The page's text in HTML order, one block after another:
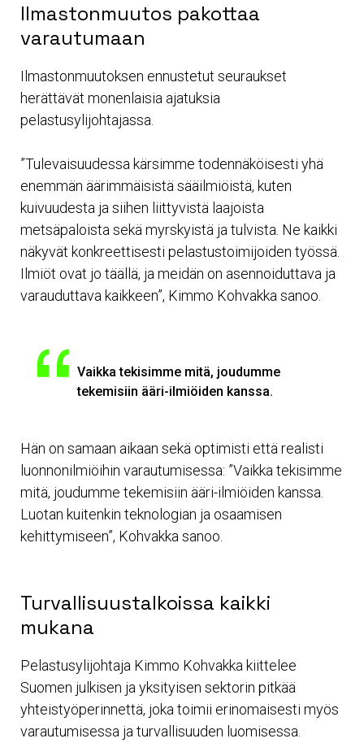
Ilmastonmuutos pakottaa
varautumaan
Ilmastonmuutoksen ennustetut seuraukset
herättävät monenlaisia ajatuksia
pelastusylijohtajassa.
”Tulevaisuudessa kärsimme todennäköisesti yhä
enemmän äärimmäisistä sääilmiöistä, kuten
kuivuudesta ja siihen liittyvistä laajoista
metsäpaloista sekä myrskyistä ja tulvista. Ne kaikki
näkyvät konkreettisesti pelastustoimijoiden työssä.
Ilmiöt ovat jo täällä, ja meidän on asennoiduttava ja
varauduttava kaikkeen”, Kimmo Kohvakka sanoo.
Vaikka tekisimme mitä, joudumme
tekemisiin ääri-ilmiöiden kanssa.
Hän on samaan aikaan sekä optimisti että realisti
luonnonilmiöihin varautumisessa: ”Vaikka tekisimme
mitä, joudumme tekemisiin ääri-ilmiöiden kanssa.
Luotan kuitenkin teknologian ja osaamisen
kehittymiseen”, Kohvakka sanoo.
Turvallisuustalkoissa kaikki
mukana
Pelastusylijohtaja Kimmo Kohvakka kiittelee
Suomen julkisen ja yksityisen sektorin pitkää
yhteistyöperinnettä, joka toimii erinomaisesti myös
varautumisessa ja turvallisuuden luomisessa.